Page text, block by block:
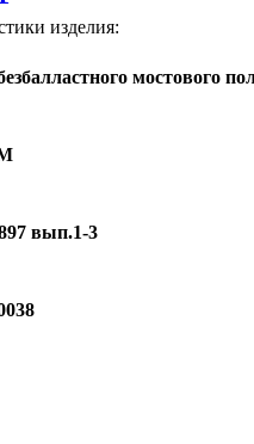
изделия:
мостового
вып.1-3